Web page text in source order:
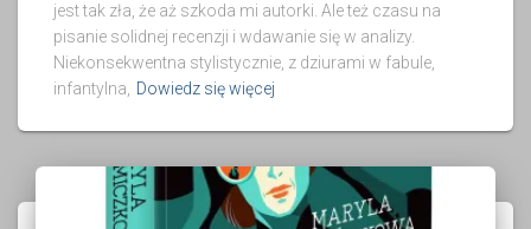
jest tak zła, że aż szkoda mi autorki. Ale też czasu na
pisanie solidnej recenzji i wdawanie się w analizy.
Niekonsekwentna stylistycznie, z dziurami w fabule,
infantylna,
Dowiedz się więcej